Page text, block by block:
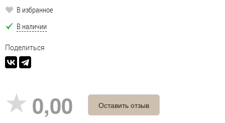
В избранное
В наличии
Поделиться
0,00 Оставить отзыв